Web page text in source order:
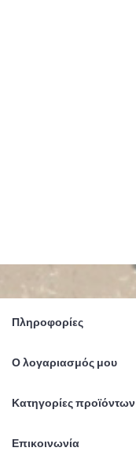
Πληροφορίες
Ο λογαριασμός μου
Κατηγορίες προϊόντων
Επικοινωνία